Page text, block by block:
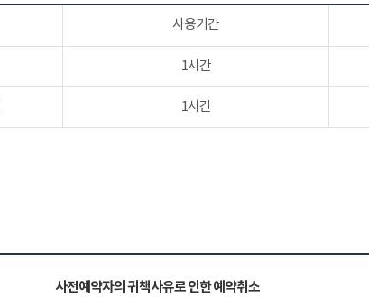
사용기간
1시간
1시간
사전예약자의 귀책사유로 인한 예약취소